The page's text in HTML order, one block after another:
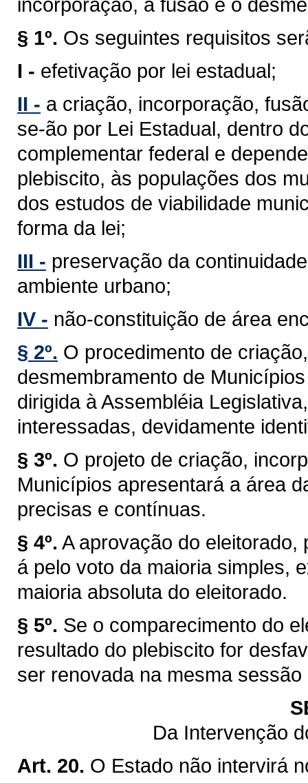
§ 1º. Os seguintes requisitos
I - efetivação por lei estadual;
II - a criação, incorporação,
se-ão por Lei Estadual, dentro
complementar federal e
plebiscito, às populações dos
dos estudos de viabilidade
forma da lei;
III - preservação da
ambiente urbano;
IV - não-constituição de área
§ 2º. O procedimento de
desmembramento de
dirigida à Assembléia
interessadas, devidamente
§ 3º. O projeto de criação,
Municípios apresentará a área
precisas e contínuas.
§ 4º. A aprovação do eleitorado,
á pelo voto da maioria simples,
maioria absoluta do eleitorado.
§ 5º. Se o comparecimento do
resultado do plebiscito for
ser renovada na mesma sessão
Da Intervenção
Art. 20. O Estado não intervirá